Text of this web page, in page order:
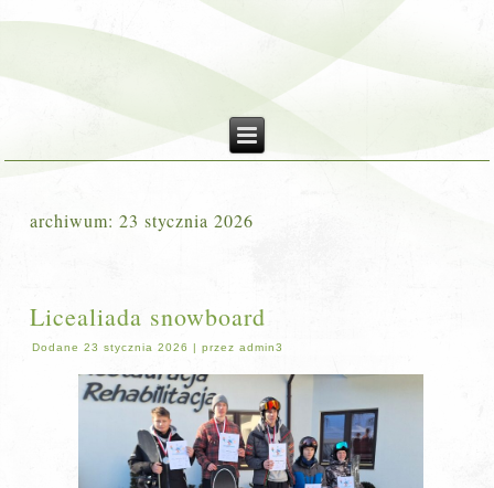
archiwum:23 stycznia 2026
Licealiada snowboard
Dodane 23 stycznia 2026 |przez admin3